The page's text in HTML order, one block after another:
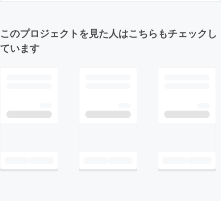
このプロジェクトを見た人はこちらもチェックし
ています